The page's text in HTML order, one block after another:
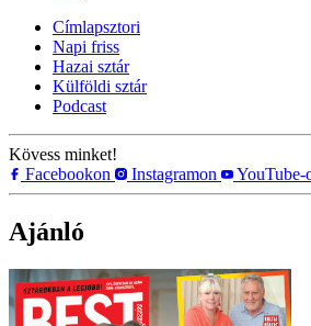
Címlapsztori
Napi friss
Hazai sztár
Külföldi sztár
Podcast
Kövess minket!
Facebookon
Instagramon YouTube-
Ajánló